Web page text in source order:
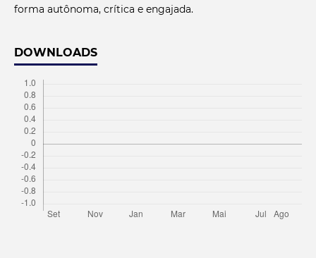
forma autônoma, crítica e engajada.
DOWNLOADS